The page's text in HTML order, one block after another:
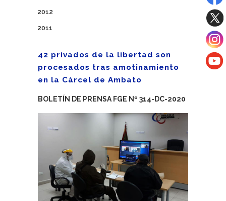
2012
2011
42 privados de la libertad son
procesados tras amotinamiento
en la Cárcel de Ambato
BOLETÍN DE PRENSA FGE Nº 314-DC-2020